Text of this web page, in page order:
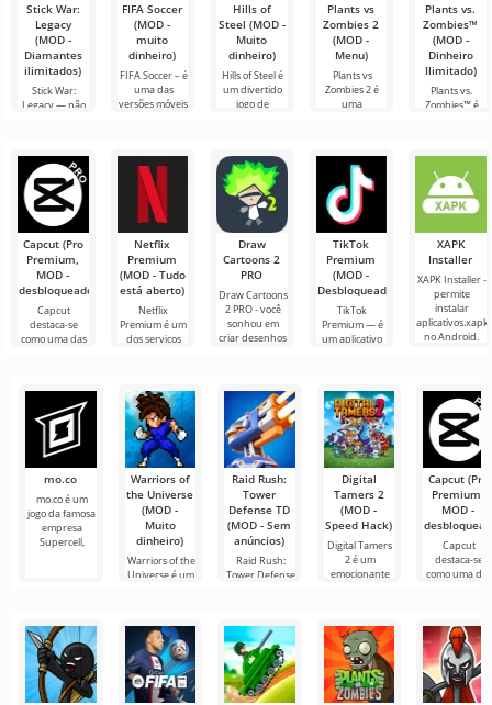
Stick War:
Legacy
(MOD -
Diamantes
ilimitados)
Stick War:
Legacy — não
militar em
tempo real,
mas uma
verdadeira
FIFA Soccer
(MOD -
muito
dinheiro)
FIFA Soccer – é
uma das
versões móveis
Destaca-se
pelos
Hills of
Steel (MOD -
Muito
dinheiro)
Hills of Steel é
um divertido
jogo de
colorido de
desenho
Plants vs
Zombies 2
(MOD -
Menu)
Plants vs
Zombies 2 é
uma
estratégia para
Android, que
já ganhou
Plants vs.
Zombies™
(MOD -
Dinheiro
Ilimitado)
Plants vs.
Zombies™ é
2010 e ainda é
popular em
seu
Capcut (Pro
Premium,
MOD -
desbloqueado)
Capcut
destaca-se
como uma das
para edição de
vídeo,
garantindo um
Netflix
Premium
(MOD - Tudo
está aberto)
Netflix
Premium é um
dos serviços
programas de
TV em
Draw
Cartoons 2
PRO
Draw Cartoons
2 PRO - você
sonhou em
criar desenhos
até
TikTok
Premium
(MOD -
Desbloqueado)
TikTok
Premium — é
um aplicativo
outros
usuários ou
encontrar
XAPK
Installer
XAPK Installer -
permite
instalar
aplicativos.xapk
no Android.
mo.co
mo.co é um
jogo da famosa
empresa
Supercell,
Warriors of
the Universe
(MOD -
Muito
dinheiro)
Warriors of the
Universe é um
Raid Rush:
Tower
Defense TD
(MOD - Sem
anúncios)
Raid Rush:
Tower Defense
Digital
Tamers 2
(MOD -
Speed Hack)
Digital Tamers
2 é um
emocionante
Capcut (Pro
Premium,
MOD -
Capcut
destaca-se
como uma das